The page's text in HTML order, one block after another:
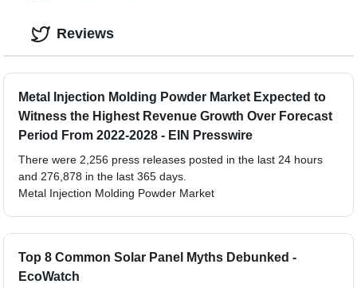
Metal Injection Molding Powder Market Expected to
Witness the Highest Revenue Growth Over Forecast
Period From 2022-2028 - EIN Presswire
There were 2,256 press releases posted in the last 24 hours
and 276,878 in the last 365 days.
Metal Injection Molding Powder Market
Top 8 Common Solar Panel Myths Debunked -
EcoWatch
Reviews